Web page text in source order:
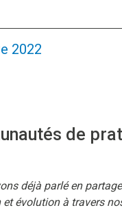
2022
de
déjà parlé en
évolution à travers